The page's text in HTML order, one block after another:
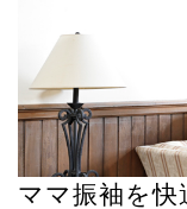
ママ振袖を快